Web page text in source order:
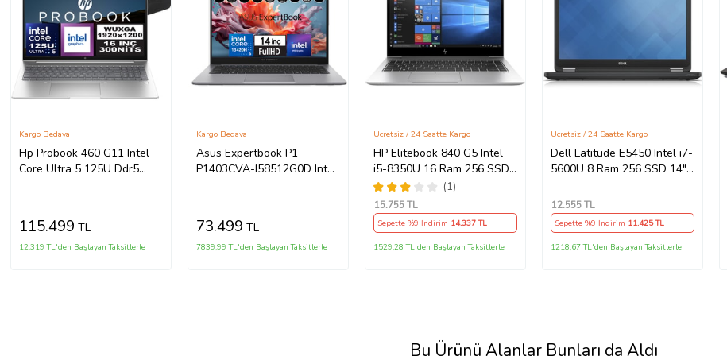
Hp Probook 460 G11 Intel
Core Ultra 5 125U Ddr5
Bilgisayar A23BKEAF16 +
Zetta Çanta
Kargo Bedava
115.499 TL
12.319 TL'den Başlayan Taksitlerle
Asus Expertbook P1
P1403CVA-I58512G0D Intel
Intel UHD Taşınabilir
Bilgisayar
Kargo Bedava
73.499 TL
7839,99 TL'den Başlayan Taksitlerle
HP Elitebook 840 G5 Intel
i5-8350U 16 Ram 256 SSD
14" Notebook - Outlet
(1)
Ücretsiz / 24 Saatte Kargo
15.755TL
Sepette %9 İndirim 14.337TL
1529,28 TL'den Başlayan Taksitlerle
Dell Latitude E5450 Intel i7-
5600U 8 Ram 256 SSD 14"
Ücretsiz / 24 Saatte Kargo
12.555TL
Sepette %9 İndirim 11.425TL
1218,67 TL'den Başlayan Taksitlerle
Bu Ürünü Alanlar Bunları da Aldı